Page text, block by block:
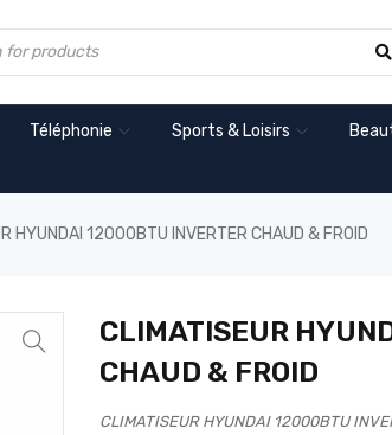
Téléphonie Sports & Loisirs
HYUNDAI 12000BTU INVERTER CHAUD & FROID
CLIMATISEUR
CHAUD & FROID
CLIMATISEUR HYUNDAI 12000BTU